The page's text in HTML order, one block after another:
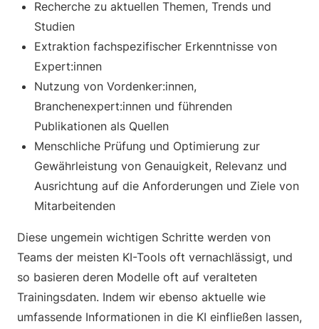
Recherche zu aktuellen Themen, Trends und
Studien
Extraktion fachspezifischer Erkenntnisse von
Expert:innen
Nutzung von Vordenker:innen,
Branchenexpert:innen und führenden
Publikationen als Quellen
Menschliche Prüfung und Optimierung zur
Gewährleistung von Genauigkeit, Relevanz und
Ausrichtung auf die Anforderungen und Ziele von
Mitarbeitenden
Diese ungemein wichtigen Schritte werden von
Teams der meisten KI-Tools oft vernachlässigt, und
so basieren deren Modelle oft auf veralteten
Trainingsdaten. Indem wir ebenso aktuelle wie
umfassende Informationen in die KI einfließen lassen,